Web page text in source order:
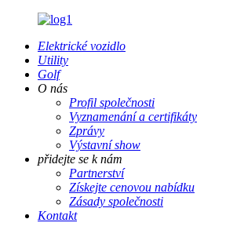
Elektrické vozidlo
Utility
Golf
O nás
Profil společnosti
Vyznamenání a certifikáty
Zprávy
Výstavní show
přidejte se k nám
Partnerství
Získejte cenovou nabídku
Zásady společnosti
Kontakt